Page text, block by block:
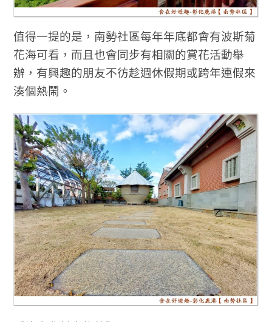
值得一提的是，南勢社區每年年底都會有波斯菊
花海可看，而且也會同步有相關的賞花活動舉
辦，有興趣的朋友不彷趁週休假期或跨年連假來
湊個熱鬧。